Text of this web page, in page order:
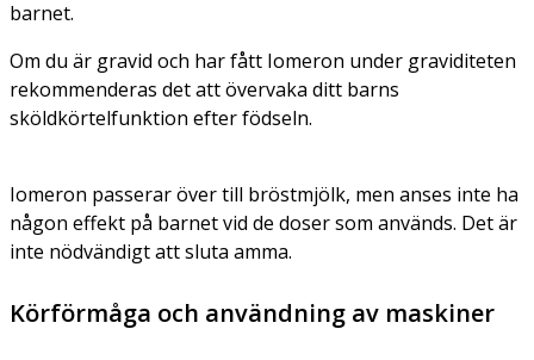
barnet.
Om du är gravid och har fått Iomeron under graviditeten
rekommenderas det att övervaka ditt barns
sköldkörtelfunktion efter födseln.
Iomeron passerar över till bröstmjölk, men anses inte ha
någon effekt på barnet vid de doser som används. Det är
inte nödvändigt att sluta amma.
Körförmåga och användning av maskiner